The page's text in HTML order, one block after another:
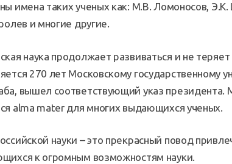
имена таких ученых как: М.В. Ломоносов,
и многие другие.
наука продолжает развиваться и не
270 лет Московскому государственному
вышел соответствующий указ
alma mater для многих выдающихся ученых.
науки – это прекрасный повод
к огромным возможностям науки.